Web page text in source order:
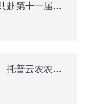
展会预告｜8.6-8.8昌吉，托普云农邀您共赴第十一届中国新疆种子展示交易会
解码可信数据空间，共筑种植数智生态｜托普云农农业（种植）可信数据空间生态共建倡议